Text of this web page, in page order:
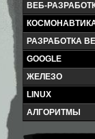
ВЕБ-
РАЗРАБОТКА
GOOGLE
ЖЕЛЕЗО
LINUX
АЛГОРИТМЫ